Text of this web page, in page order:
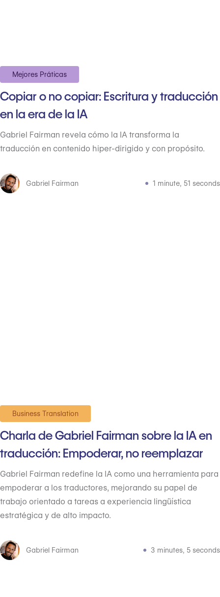
Mejores Práticas
Copiar o no copiar: Escritura y traducción
en la era de la IA
Gabriel Fairman revela cómo la IA transforma la
traducción en contenido hiper-dirigido y con propósito.
Gabriel Fairman 1 minute, 51 seconds
Business Translation
Charla de Gabriel Fairman sobre la IA en
traducción: Empoderar, no reemplazar
Gabriel Fairman redefine la IA como una herramienta para
empoderar a los traductores, mejorando su papel de
trabajo orientado a tareas a experiencia lingüística
estratégica y de alto impacto.
Gabriel Fairman 3 minutes, 5 seconds